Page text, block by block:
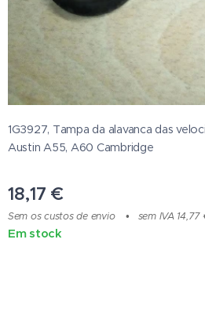
1G3927, Tampa da alavanca das
Austin A55, A60 Cambridge
18,17 €
Sem os custos de envio sem IVA 14,77
Em stock